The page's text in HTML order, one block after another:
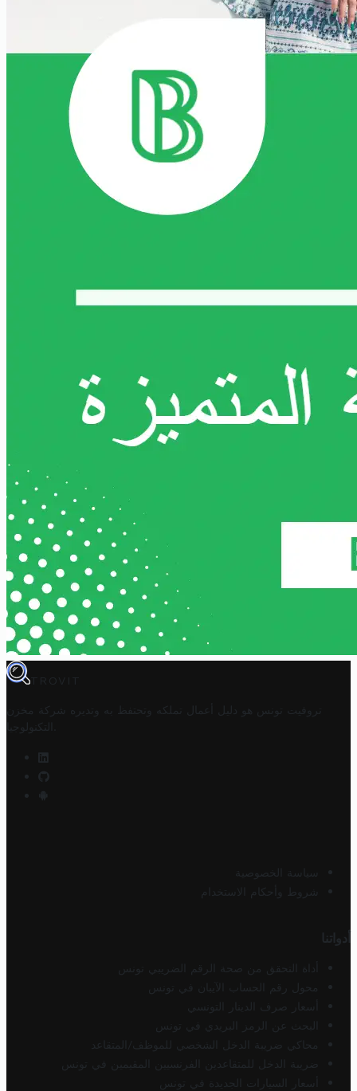
TROVIT
تروفيت تونس هو دليل أعمال تملكه وتحتفظ به وتديره
شركة مخزن
التكنولوجيا
سياسة الخصوصية
شروط وأحكام الاستخدام
أدواتنا
أداة التحقق من صحة الرقم الضريبي تونس
محول رقم الحساب الآيبان في تونس
أسعار صرف الدينار التونسي
البحث عن الرمز البريدي في تونس
محاكي ضريبة الدخل الشخصي للموظف/المتقاعد
ضريبة الدخل للمتقاعدين الفرنسيين المقيمين في تونس
أسعار السيارات الجديدة في تونس